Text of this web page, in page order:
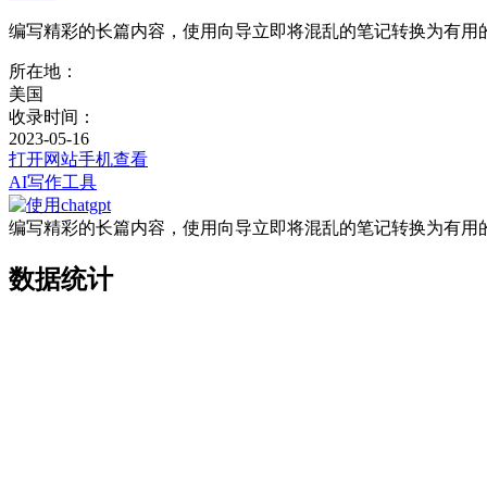
编写精彩的长篇内容，使用向导立即将混乱的笔记转换为有用
所在地：
美国
收录时间：
2023-05-16
打开网站手机查看
AI写作工具
编写精彩的长篇内容，使用向导立即将混乱的笔记转换为有用
数据统计